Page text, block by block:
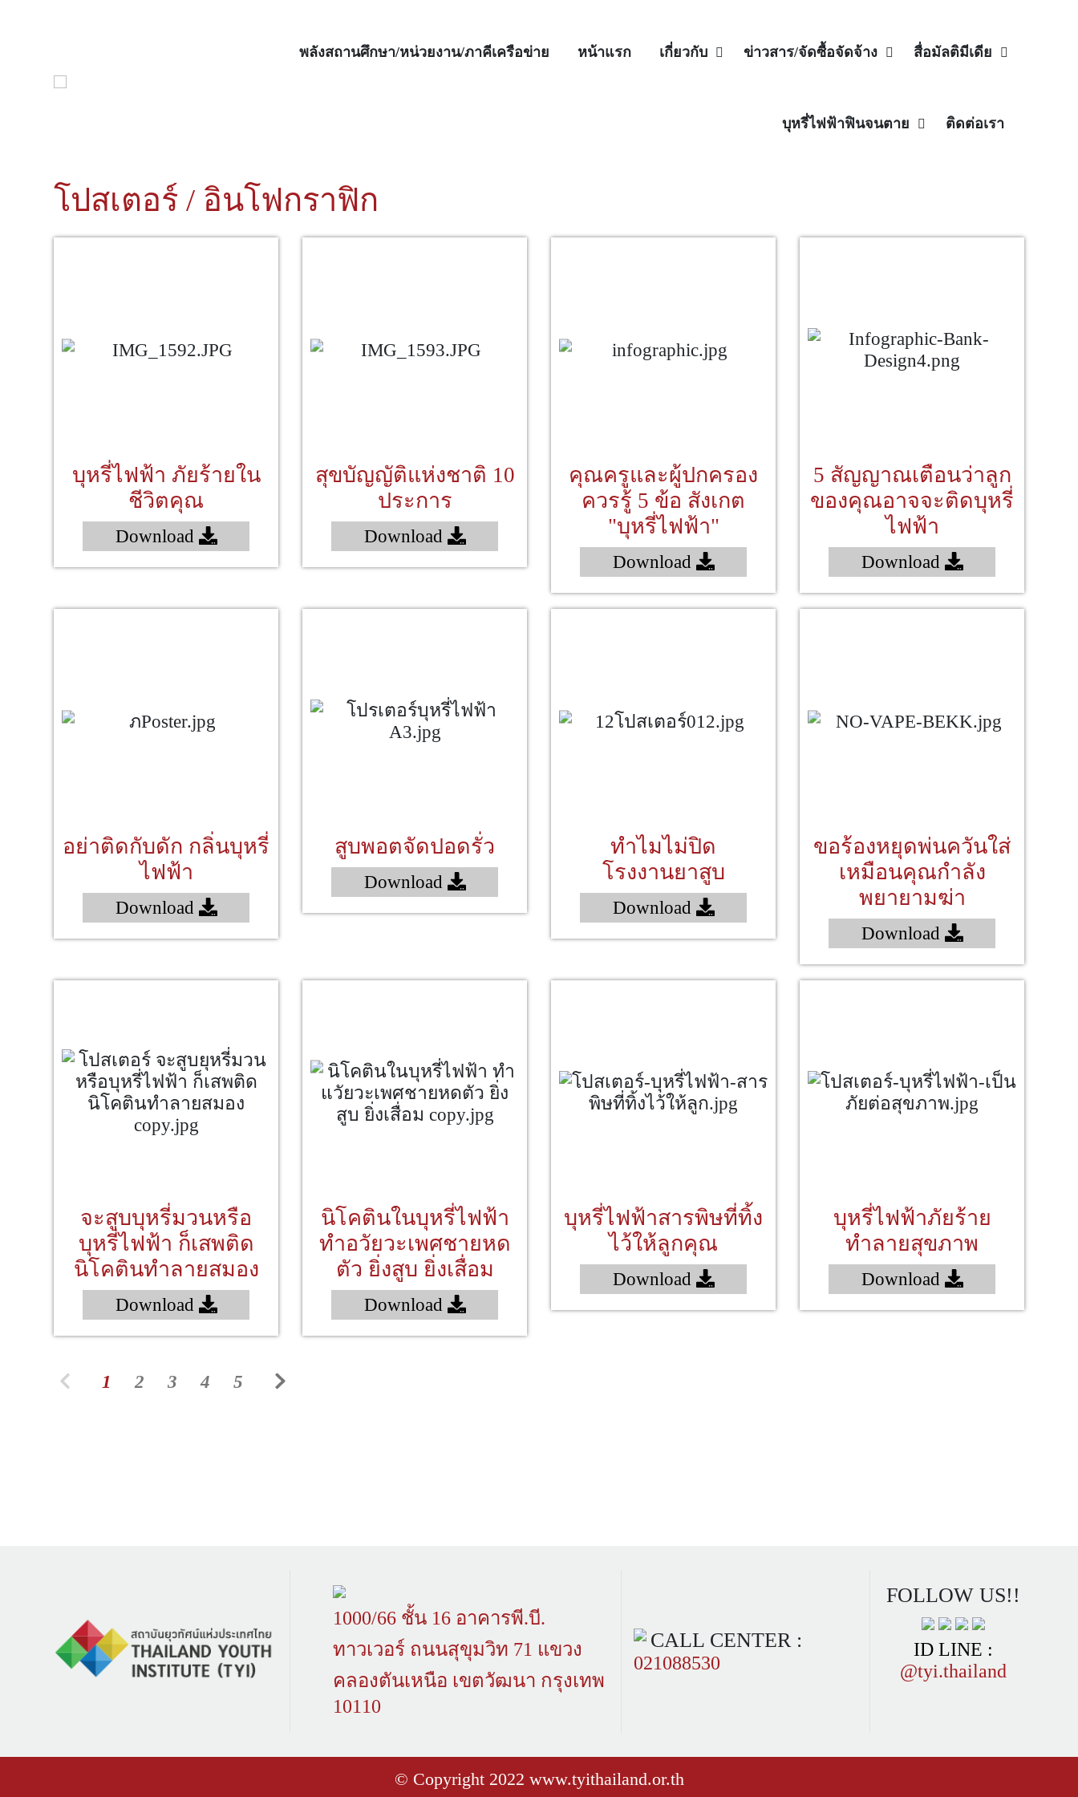
พลังสถานศึกษา/หน่วยงาน/ภาคีเครือข่าย หน้าแรก เกี่ยวกับ ข่าวสาร/จัดซื้อจัดจ้าง สื่อมัลติมีเดีย
บุหรี่ไฟฟ้าฟินจนตาย ติดต่อเรา
โปสเตอร์ / อินโฟกราฟิก
บุหรี่ไฟฟ้า ภัยร้ายใน
ชีวิตคุณ
Download
สุขบัญญัติแห่งชาติ 10
ประการ
Download
คุณครูและผู้ปกครอง
ควรรู้ 5 ข้อ สังเกต
"บุหรี่ไฟฟ้า"
Download
5 สัญญาณเตือนว่าลูก
ของคุณอาจจะติดบุหรี่
ไฟฟ้า
Download
อย่าติดกับดัก กลิ่นบุหรี่
ไฟฟ้า
Download
สูบพอตจัดปอดรั่ว
Download
ทำไมไม่ปิด
โรงงานยาสูบ
Download
ขอร้องหยุดพ่นควันใส่
เหมือนคุณกำลัง
พยายามฆ่า
Download
จะสูบบุหรี่มวนหรือ
บุหรี่ไฟฟ้า ก็เสพติด
นิโคตินทำลายสมอง
Download
นิโคตินในบุหรี่ไฟฟ้า
ทำอวัยวะเพศชายหด
ตัว ยิ่งสูบ ยิ่งเสื่อม
Download
บุหรี่ไฟฟ้าสารพิษที่ทิ้ง
ไว้ให้ลูกคุณ
Download
บุหรี่ไฟฟ้าภัยร้าย
ทำลายสุขภาพ
Download
1 2 3 4 5
1000/66 ชั้น 16 อาคารพี.บี.
ทาวเวอร์ ถนนสุขุมวิท 71 แขวง
คลองตันเหนือ เขตวัฒนา กรุงเทพ
10110
CALL CENTER :
021088530
FOLLOW US!!
ID LINE :
@tyi.thailand
© Copyright 2022 www.tyithailand.or.th